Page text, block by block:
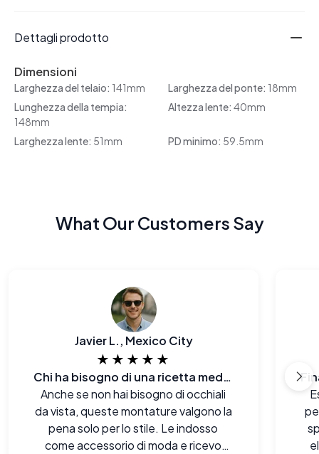
Dettagli prodotto
Dimensioni
Larghezza del telaio: 141mm Larghezza del ponte: 18mm
Lunghezza della tempia:
148mm
Altezza lente: 40mm
Larghezza lente: 51mm PD minimo: 59.5mm
What Our Customers Say
Javier L., Mexico City
★★★★★
Chi ha bisogno di una ricetta medica quando si può avere un aspetto così impeccabile?
Anche se non hai bisogno di occhiali
da vista, queste montature valgono la
pena solo per lo stile. Le indosso
come accessorio di moda e ricevo